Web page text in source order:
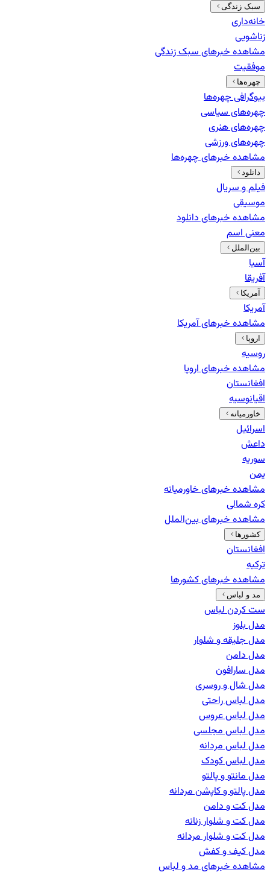
سبک زندگی
خانه‌داری
زناشویی
مشاهده خبرهایسبک زندگی
موفقیت
چهره‌ها
بیوگرافی چهره‌ها
چهره‌های سیاسی
چهره‌های هنری
چهره‌های ورزشی
مشاهده خبرهایچهره‌ها
دانلود
فیلم و سریال
موسیقی
مشاهده خبرهایدانلود
معنی اسم
بین‌الملل
آسیا
آفریقا
آمریکا
آمریکا
مشاهده خبرهایآمریکا
اروپا
روسیه
مشاهده خبرهایاروپا
افغانستان
اقیانوسیه
خاورمیانه
اسرائیل
داعش
سوریه
یمن
مشاهده خبرهایخاورمیانه
کره شمالی
مشاهده خبرهایبین‌الملل
کشورها
افغانستان
ترکیه
مشاهده خبرهایکشورها
مد و لباس
ست کردن لباس
مدل بلوز
مدل جلیقه و شلوار
مدل دامن
مدل سارافون
مدل شال و روسری
مدل لباس راحتی
مدل لباس عروس
مدل لباس مجلسی
مدل لباس مردانه
مدل لباس کودک
مدل مانتو و پالتو
مدل پالتو و کاپشن مردانه
مدل کت و دامن
مدل کت و شلوار زنانه
مدل کت و شلوار مردانه
مدل کیف و کفش
مشاهده خبرهایمد و لباس